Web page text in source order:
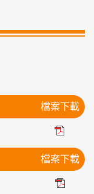
檔案下載
檔案下載